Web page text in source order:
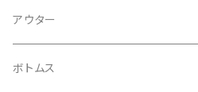
Ｔシャツ
キャミソール・タンクトップ
アウター
コート
ボトムス